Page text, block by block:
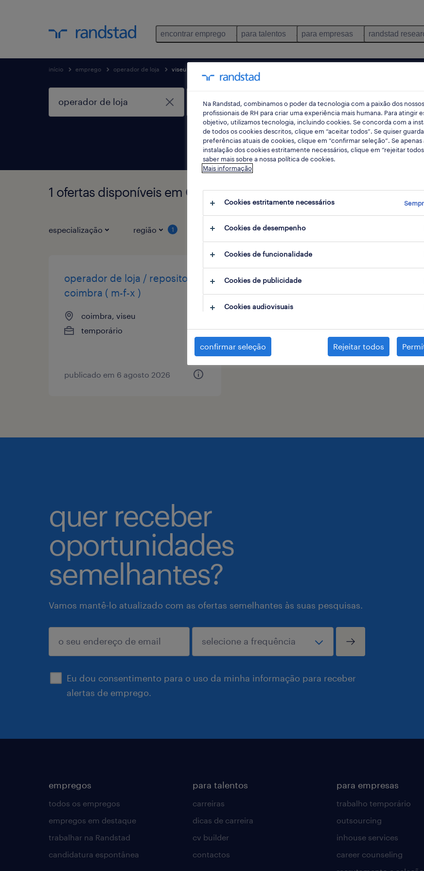
encontrar emprego para talentos para empresas randstad
início emprego operador de loja viseu
1 ofertas disponíveis em Operador de loja em Viseu
especialização região 1 tipo de contrato
operador de loja / repositor
coimbra ( m-f-x )
coimbra, viseu
temporário
publicado em 6 agosto 2026
quer receber
oportunidades
semelhantes?
Vamos mantê-lo atualizado com as ofertas semelhantes às suas pesquisas.
Eu dou consentimento para o uso da minha informação para receber
alertas de emprego.
enviar
empregos
todos os empregos
empregos em destaque
trabalhar na Randstad
candidatura espontânea
para talentos
carreiras
dicas de carreira
cv builder
contactos
para empresas
trabalho temporário
outsourcing
inhouse services
career counseling
Na Randstad, combinamos o poder da tecnologia com a paixão dos nossos
profissionais de RH para criar uma experiência mais humana. Para atingir
objetivo, utilizamos tecnologia, incluindo cookies. Se concorda com a
de todos os cookies descritos, clique em “aceitar todos”. Se quiser
preferências atuais de cookies, clique em “confirmar seleção”. Se apenas
instalação dos cookies estritamente necessários, clique em “rejeitar
saber mais sobre a nossa política de cookies.
Mais informação
Cookies estritamente necessários
Cookies de desempenho
Cookies de funcionalidade
Cookies de publicidade
Cookies audiovisuais
confirmar seleção Rejeitar todos